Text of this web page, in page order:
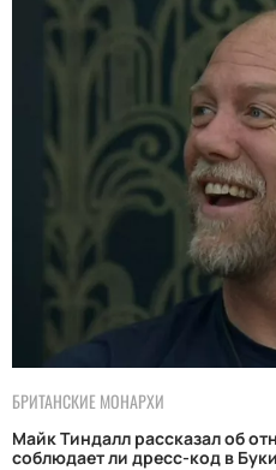
БРИТАНСКИЕ МОНАРХИ
Майк Тиндалл рассказал об
соблюдает ли дресс-код в